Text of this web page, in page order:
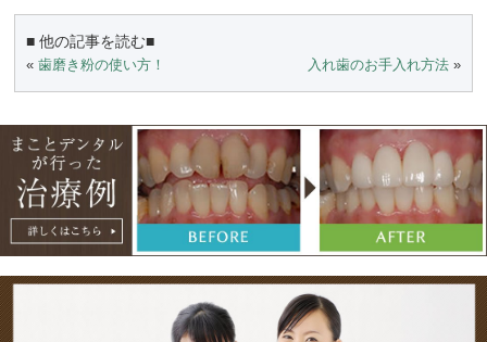
■ 他の記事を読む■
«歯磨き粉の使い方！ 入れ歯のお手入れ方法»